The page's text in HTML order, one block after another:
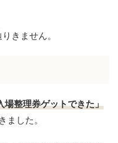
きません。
場整理券ゲットできた」
ました。